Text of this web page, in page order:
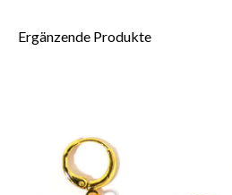
Ergänzende Produkte